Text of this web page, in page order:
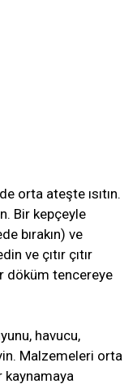
orta ateşte ısıtın.
Bir kepçeyle
bırakın) ve
ve çıtır çıtır
döküm tencereye
havucu,
Malzemeleri orta
kaynamaya